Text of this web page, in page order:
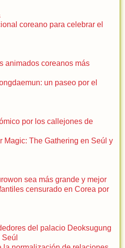
coreano para celebrar el
animados coreanos más
un paseo por el
por los callejones de
Magic: The Gathering en Seúl y
sea más grande y mejor
censurado en Corea por
del palacio Deoksugung